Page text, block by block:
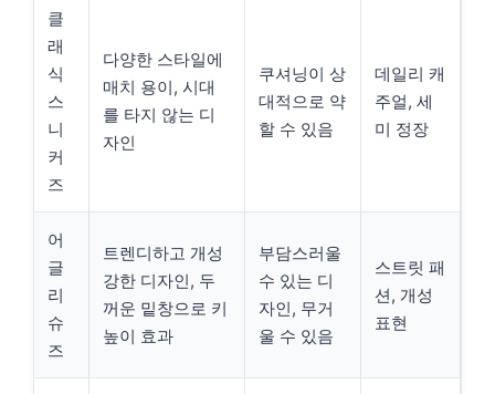
클
래
식
스
니
커
즈
다양한 스타일에
매치 용이, 시대
를 타지 않는 디
자인
쿠셔닝이 상
대적으로 약
할 수 있음
데일리 캐
주얼, 세
미 정장
어
글
리
슈
즈
트렌디하고 개성
강한 디자인, 두
꺼운 밑창으로 키
높이 효과
부담스러울
수 있는 디
자인, 무거
울 수 있음
스트릿 패
션, 개성
표현